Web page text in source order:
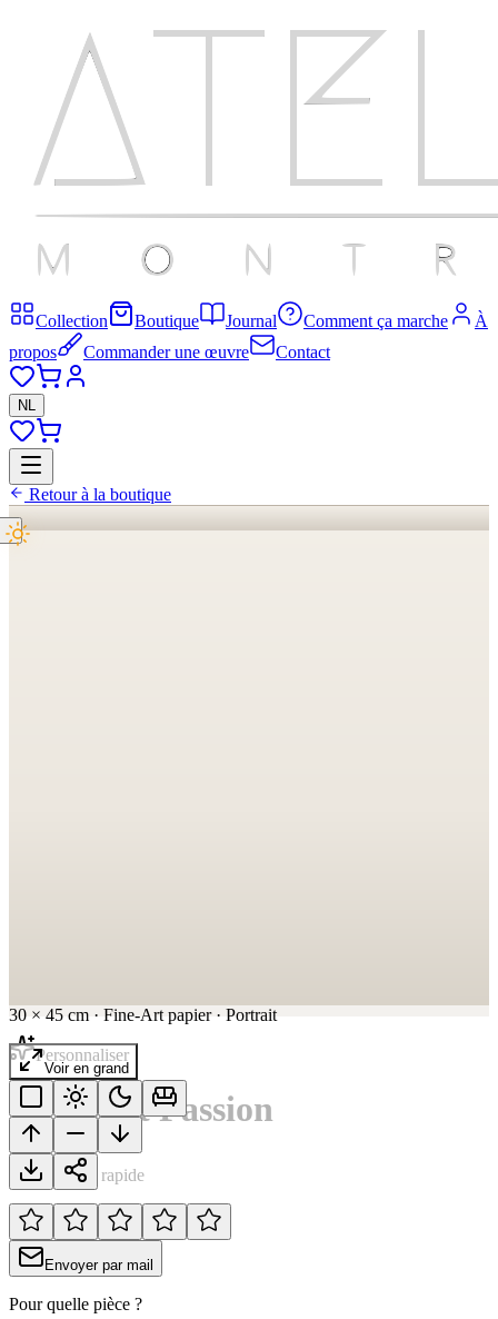
Collection Boutique Journal Comment ça marche
À
propos
Commander une œuvre Contact
NL
Retour à la boutique
30 × 45 cm · Fine-Art papier· Portrait
Voir en grand
Personnaliser
Vitesse et Passion
Notation rapide
Envoyer par mail
Pour quelle pièce ?